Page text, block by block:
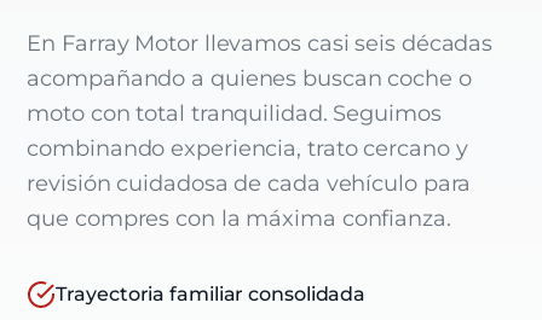
En Farray Motor llevamos casi seis décadas
acompañando a quienes buscan coche o
moto con total tranquilidad. Seguimos
combinando experiencia, trato cercano y
revisión cuidadosa de cada vehículo para
que compres con la máxima confianza.
Trayectoria familiar consolidada